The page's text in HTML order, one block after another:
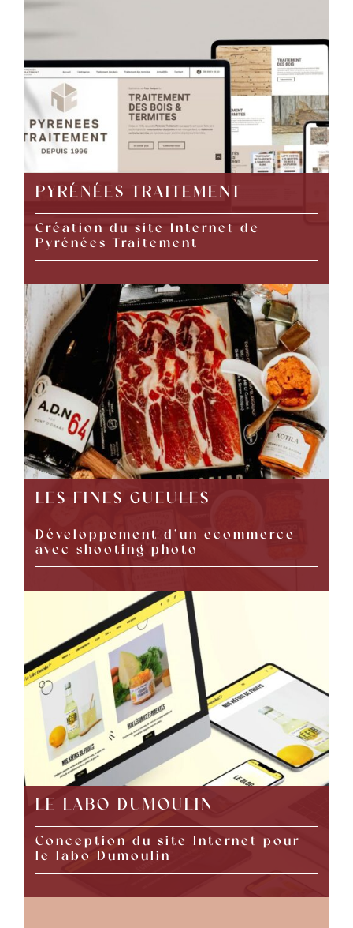
PYRÉNÉES TRAITEMENT
Création du site Internet de
Pyrénées Traitement
LES FINES GUEULES
Développement d’un ecommerce
avec shooting photo
LE LABO DUMOULIN
Conception du site Internet pour
le labo Dumoulin